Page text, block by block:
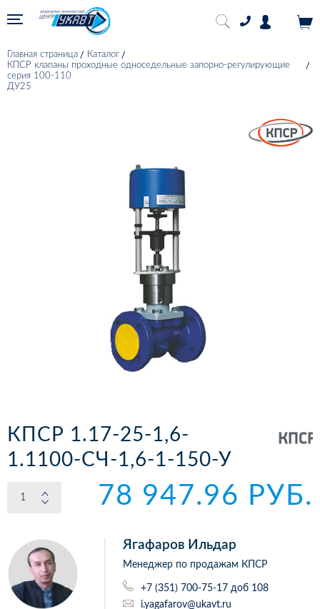
Главная страница
Каталог
КПСР клапаны проходные односедельные запорно-регулирующие
серия 100-110
ДУ25
КПСР 1.17-25-1,6-
1.1100-CЧ-1,6-1-150-У
78 947.96 РУБ.
Ягафаров Ильдар
Менеджер по продажам КПСР
+7 (351) 700-75-17 доб 108
i.yagafarov@ukavt.ru